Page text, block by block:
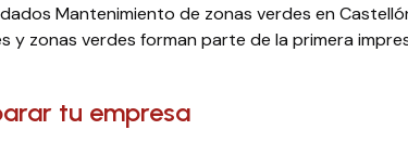
Mantenimiento de zonas verdes en
y zonas verdes forman parte de la primera
tu empresa